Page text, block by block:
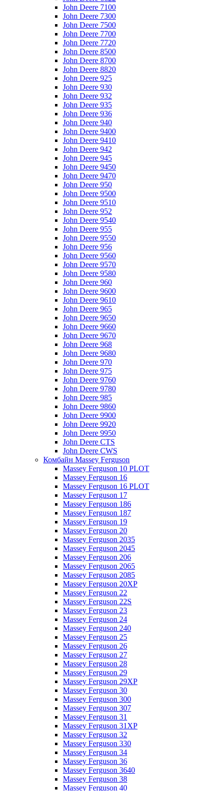
John Deere 7100
John Deere 7300
John Deere 7500
John Deere 7700
John Deere 7720
John Deere 8500
John Deere 8700
John Deere 8820
John Deere 925
John Deere 930
John Deere 932
John Deere 935
John Deere 936
John Deere 940
John Deere 9400
John Deere 9410
John Deere 942
John Deere 945
John Deere 9450
John Deere 9470
John Deere 950
John Deere 9500
John Deere 9510
John Deere 952
John Deere 9540
John Deere 955
John Deere 9550
John Deere 956
John Deere 9560
John Deere 9570
John Deere 9580
John Deere 960
John Deere 9600
John Deere 9610
John Deere 965
John Deere 9650
John Deere 9660
John Deere 9670
John Deere 968
John Deere 9680
John Deere 970
John Deere 975
John Deere 9760
John Deere 9780
John Deere 985
John Deere 9860
John Deere 9900
John Deere 9920
John Deere 9950
John Deere CTS
John Deere CWS
Комбайн Massey Ferguson
Massey Ferguson 10 PLOT
Massey Ferguson 16
Massey Ferguson 16 PLOT
Massey Ferguson 17
Massey Ferguson 186
Massey Ferguson 187
Massey Ferguson 19
Massey Ferguson 20
Massey Ferguson 2035
Massey Ferguson 2045
Massey Ferguson 206
Massey Ferguson 2065
Massey Ferguson 2085
Massey Ferguson 20XP
Massey Ferguson 22
Massey Ferguson 22S
Massey Ferguson 23
Massey Ferguson 24
Massey Ferguson 240
Massey Ferguson 25
Massey Ferguson 26
Massey Ferguson 27
Massey Ferguson 28
Massey Ferguson 29
Massey Ferguson 29XP
Massey Ferguson 30
Massey Ferguson 300
Massey Ferguson 307
Massey Ferguson 31
Massey Ferguson 31XP
Massey Ferguson 32
Massey Ferguson 330
Massey Ferguson 34
Massey Ferguson 36
Massey Ferguson 3640
Massey Ferguson 38
Massey Ferguson 40